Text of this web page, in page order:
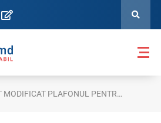
PLAFONUL PENTRU ÎNREGISTRAREA OBLIGATORIE ÎN CALITATE DE PLĂTITOR TVA